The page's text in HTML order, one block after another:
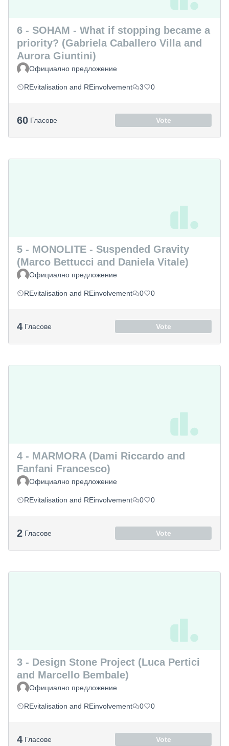
6 - SOHAM - What if stopping became a
priority? (Gabriela Caballero Villa and
Aurora Giuntini)
Официално предложение
REvitalisation and REinvolvement 3 0
60 Гласове Vote
5 - MONOLITE - Suspended Gravity
(Marco Bettucci and Daniela Vitale)
Официално предложение
REvitalisation and REinvolvement 0 0
4 Гласове Vote
4 - MARMORA (Dami Riccardo and
Fanfani Francesco)
Официално предложение
REvitalisation and REinvolvement 0 0
2 Гласове Vote
3 - Design Stone Project (Luca Pertici
and Marcello Bembale)
Официално предложение
REvitalisation and REinvolvement 0 0
4 Гласове Vote